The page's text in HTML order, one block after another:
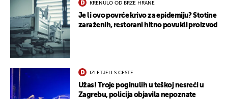
KRENULO OD BRZE HRANE
Je li ovo povrće krivo za epidemiju? Stotine
zaraženih, restorani hitno povukli proizvod
IZLETJELI S CESTE
Užas! Troje poginulih u teškoj nesreći u
Zagrebu, policija objavila nepoznate